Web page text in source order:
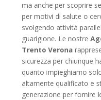
ma anche per scoprire
per motivi di salute o
svolgendo attività
guarigione. Le nostre
Trento Verona
sicurezza per chiunque
quanto impieghiamo
altamente qualificato e
generazione per fornire